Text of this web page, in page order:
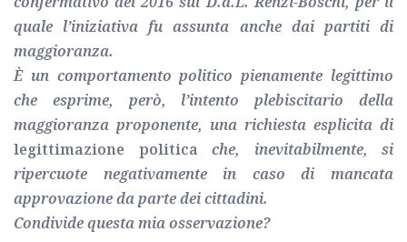
quale l’iniziativa fu assunta anche dai partiti di
maggioranza.
È un comportamento politico pienamente legittimo
che esprime, però, l’intento plebiscitario della
maggioranza proponente, una richiesta esplicita di
legittimazione politica che, inevitabilmente, si
ripercuote negativamente in caso di mancata
approvazione da parte dei cittadini.
Condivide questa mia osservazione?